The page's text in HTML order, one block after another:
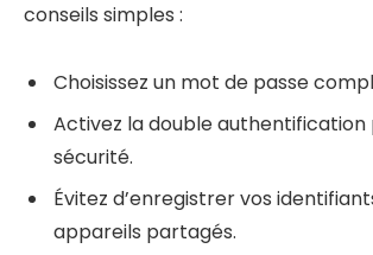
conseils simples :
Choisissez un mot de passe
Activez la double authentification
sécurité.
Évitez d’enregistrer vos
appareils partagés.